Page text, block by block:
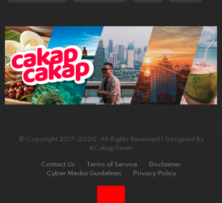
© Copyright 2017-2020, All Rights Reserved | Designed By
#CakapTeam
Contact Us Terms of Service
Disclaimer
Cyber Media Guidelines
Privacy Policy